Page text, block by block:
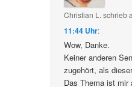
Christian L.schrieb
11:44 Uhr:
Wow, Danke.
Keiner anderen
zugehört, als
Das Thema ist mir